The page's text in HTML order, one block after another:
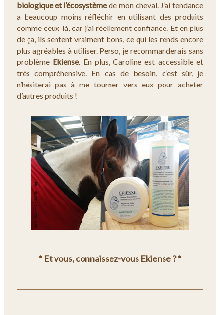
biologique et l’écosystèmede mon cheval. J’ai tendance
a beaucoup moins réfléchir en utilisant des produits
comme ceux-là, car j’ai réellement confiance. Et en plus
de ça, ils sentent vraiment bons, ce qui les rends encore
plus agréables à utiliser. Perso, je recommanderais sans
problème Ekiense. En plus, Caroline est accessible et
très compréhensive. En cas de besoin, c’est sûr, je
n’hésiterai pas à me tourner vers eux pour acheter
d’autres produits !
* Et vous, connaissez-vous Ekiense ? *